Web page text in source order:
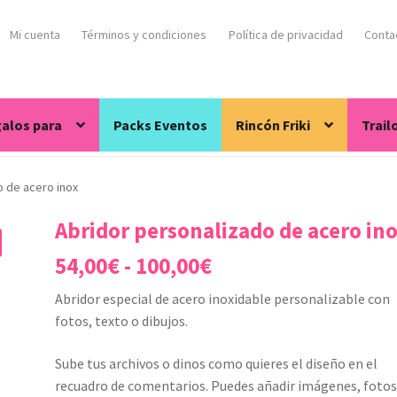
Mi cuenta Términos y condiciones Política de privacidad
para Packs Eventos Rincón Friki
de acero inox
Abridor personalizado de acero
54,00€- 100,00€Rango
de
54,00€
Abridor especial de acero inoxidable personalizable con
fotos, texto o dibujos.
Sube tus archivos o dinos como quieres el diseño en el
recuadro de comentarios. Puedes añadir imágenes,